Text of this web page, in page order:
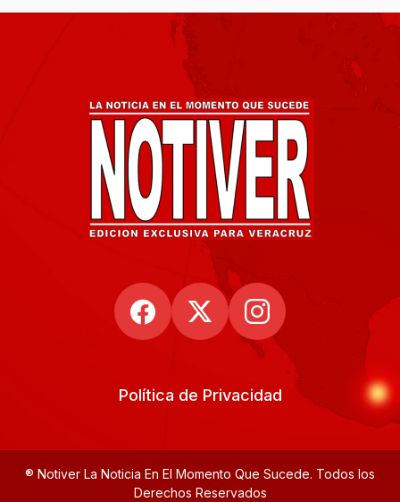
Política de Privacidad
® Notiver La Noticia En El Momento Que Sucede. Todos los
Derechos Reservados